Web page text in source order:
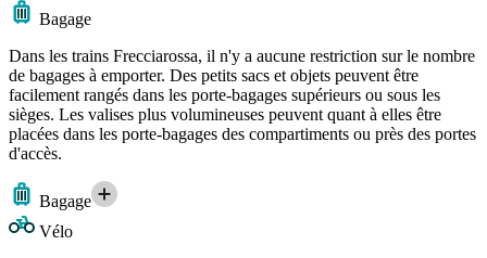
Bagage
Dans les trains Frecciarossa, il n'y a aucune restriction sur le nombre
de bagages à emporter. Des petits sacs et objets peuvent être
facilement rangés dans les porte-bagages supérieurs ou sous les
sièges. Les valises plus volumineuses peuvent quant à elles être
placées dans les porte-bagages des compartiments ou près des portes
d'accès.
Bagage
Vélo